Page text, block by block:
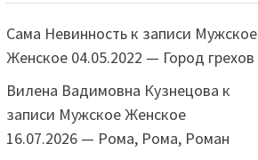
Сама Невинностьк записи Мужское
Женское 04.05.2022 — Город грехов
Вилена Вадимовна Кузнецова к
записи Мужское Женское
16.07.2026 — Рома, Рома, Роман